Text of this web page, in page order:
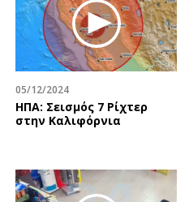
Προσωπικότητες στην ''Κ''
Επιστολές
05/12/2024
ΗΠΑ: Σεισμός 7 Ρίχτερ
στην Καλιφόρνια